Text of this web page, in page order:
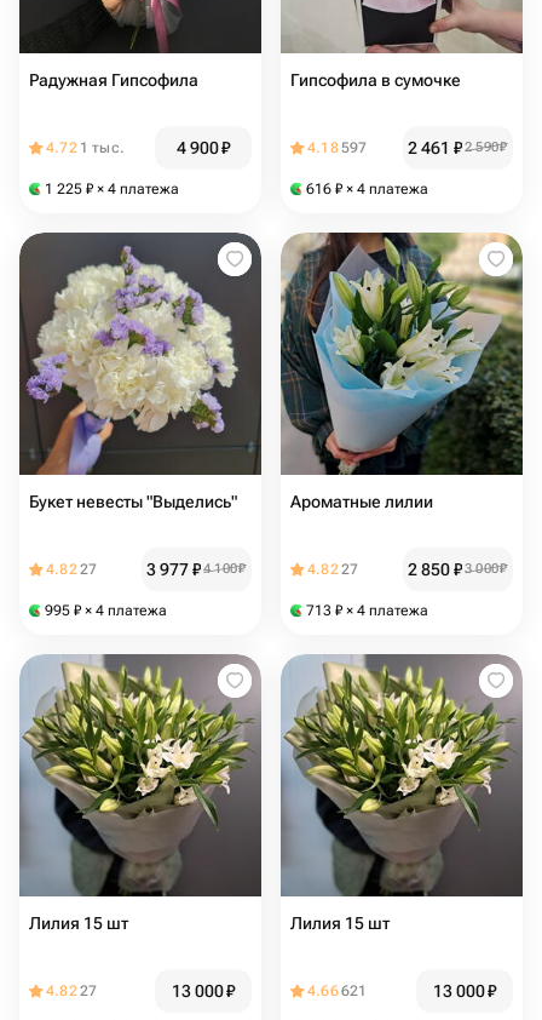
Радужная Гипсофила
4.72 1 тыс. 4 900₽
1 225 ₽ × 4 платежа
Гипсофила в сумочке
4.18597 2 461 ₽2 590₽
616 ₽ × 4 платежа
Букет невесты "Выделись"
4.8227 3 977₽4 100₽
995 ₽ × 4 платежа
Ароматные лилии
4.8227 2 850₽3 000₽
713 ₽ × 4 платежа
Лилия 15 шт
4.8227 13 000₽
Лилия 15 шт
4.66621 13 000₽